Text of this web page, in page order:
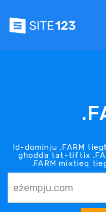
Id-dominju .FARM
għodda tat-tiftix
.FARM mixtieq